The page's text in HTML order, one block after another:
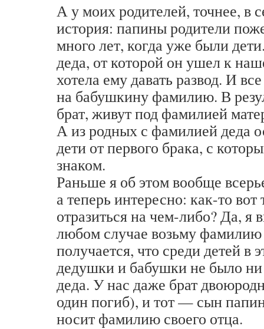
А у моих родителей, точнее, в
история: папины родители
много лет, когда уже были
деда, от которой он ушел к
хотела ему давать развод. И
на бабушкину фамилию. В
брат, живут под фамилией
А из родных с фамилией деда
дети от первого брака, с
знаком.
Раньше я об этом вообще
а теперь интересно: как-то
отразиться на чем-либо? Да, я
любом случае возьму
получается, что среди детей в
дедушки и бабушки не было
деда. У нас даже брат
один погиб), и тот — сын
носит фамилию своего отца.